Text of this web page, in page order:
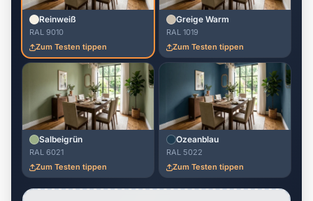
Reinweiß
RAL 9010
Zum Testen tippen
Greige Warm
RAL 1019
Zum Testen tippen
Salbeigrün
RAL 6021
Zum Testen tippen
Ozeanblau
RAL 5022
Zum Testen tippen